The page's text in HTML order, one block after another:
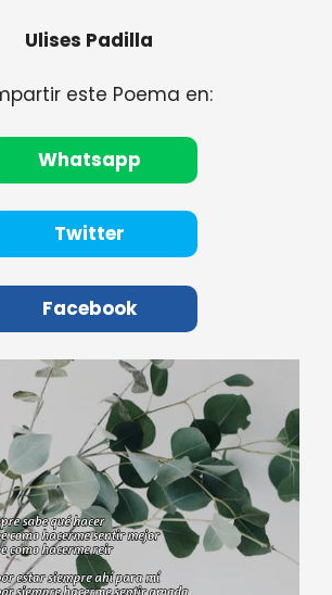
Ulises Padilla
este Poema en:
Whatsapp
Twitter
Facebook